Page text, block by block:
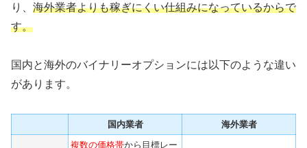
り、 海外業者よりも稼ぎにくい仕組みになっているからで
す。
国内と海外のバイナリーオプションには以下のような違い
があります。
国内業者 海外業者
複数の価格帯から目標レー